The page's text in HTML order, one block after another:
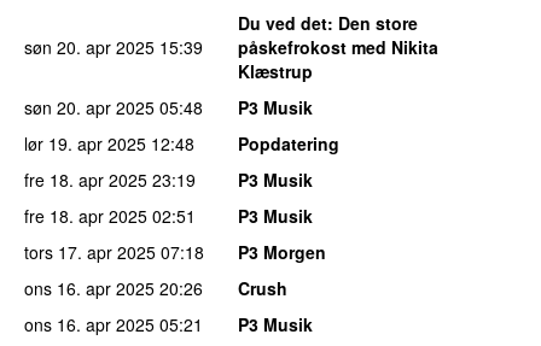
søn 20. apr 2025 15:39
Du ved det: Den store
påskefrokost med Nikita
Klæstrup
søn 20. apr 2025 05:48
P3 Musik
lør 19. apr 2025 12:48
Popdatering
fre 18. apr 2025 23:19
P3 Musik
fre 18. apr 2025 02:51
P3 Musik
tors 17. apr 2025 07:18
P3 Morgen
ons 16. apr 2025 20:26
Crush
ons 16. apr 2025 05:21
P3 Musik